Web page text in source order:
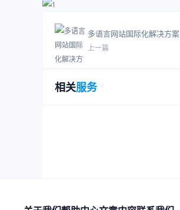
多语言网站国际化解决方案
上一篇
相关服务